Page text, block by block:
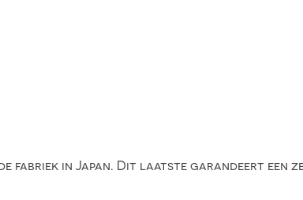
fabriek in Japan. Dit laatste garandeert een